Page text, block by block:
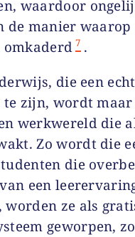
waardoor
manier waarop
omkaderd 7 .
die een echt
zijn, wordt
werkwereld die
Zo wordt die
die
een
worden ze als
geworpen,